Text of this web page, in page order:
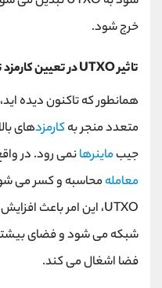
خرج شود.
تاثیرUTXOدر تعیین
همانطور که تاکنون دیده
متعدد منجر بهکارمزدهای
جیبماینرهانمی رود. در
معاملهمحاسبه و کسر می
UTXO، این امر باعث
فضا اشغال می کند.